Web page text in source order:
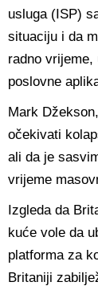
usluga (ISP)
situaciju i da
radno
poslovne
Mark
očekivati
ali da je
vrijeme
Izgleda da
kuće vole da
platforma za
Britaniji